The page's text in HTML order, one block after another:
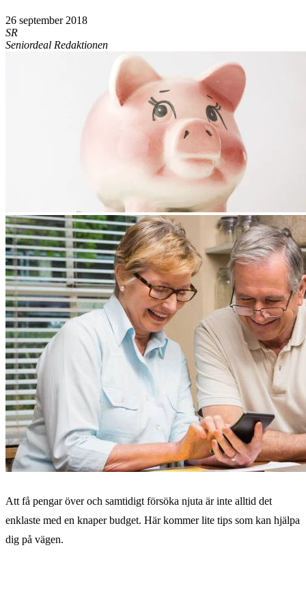
26 september 2018
SR
Seniordeal Redaktionen
Att få pengar över och samtidigt försöka njuta är inte alltid det
enklaste med en knaper budget. Här kommer lite tips som kan hjälpa
dig på vägen.